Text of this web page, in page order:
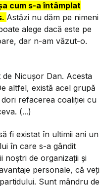
cum s-a întâmplat
Astăzi nu dăm pe nimeni
alege dacă este pe
dar n-am văzut-o.
Nicușor Dan. Acesta
altfel, există acel grupă
refacerea coaliției cu
(...)
fi existat în ultimii ani un
în care s-a gândit
noștri de organizații și
personale, că veți
Sunt mândru de